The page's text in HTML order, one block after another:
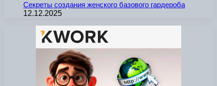
Секреты создания женского базового гардероба
12.12.2025